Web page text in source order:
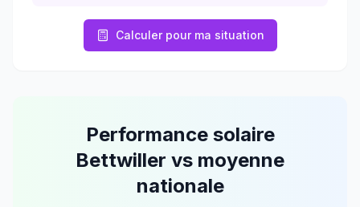
Calculer pour ma situation
Performance solaire
Bettwiller vs moyenne
nationale